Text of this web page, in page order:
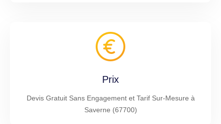
Prix
Devis Gratuit Sans Engagement et Tarif Sur-Mesure à
Saverne (67700)